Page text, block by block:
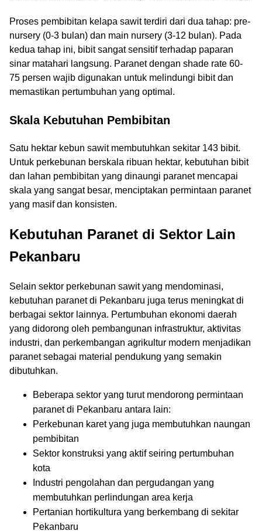
Proses pembibitan kelapa sawit terdiri dari dua tahap: pre-
nursery (0-3 bulan) dan main nursery (3-12 bulan). Pada
kedua tahap ini, bibit sangat sensitif terhadap paparan
sinar matahari langsung. Paranet dengan shade rate 60-
75 persen wajib digunakan untuk melindungi bibit dan
memastikan pertumbuhan yang optimal.
Skala Kebutuhan Pembibitan
Satu hektar kebun sawit membutuhkan sekitar 143 bibit.
Untuk perkebunan berskala ribuan hektar, kebutuhan bibit
dan lahan pembibitan yang dinaungi paranet mencapai
skala yang sangat besar, menciptakan permintaan paranet
yang masif dan konsisten.
Kebutuhan Paranet di Sektor Lain
Pekanbaru
Selain sektor perkebunan sawit yang mendominasi,
kebutuhan paranet di Pekanbaru juga terus meningkat di
berbagai sektor lainnya. Pertumbuhan ekonomi daerah
yang didorong oleh pembangunan infrastruktur, aktivitas
industri, dan perkembangan agrikultur modern menjadikan
paranet sebagai material pendukung yang semakin
dibutuhkan.
Beberapa sektor yang turut mendorong permintaan
paranet di Pekanbaru antara lain:
Perkebunan karet yang juga membutuhkan naungan
pembibitan
Sektor konstruksi yang aktif seiring pertumbuhan
kota
Industri pengolahan dan pergudangan yang
membutuhkan perlindungan area kerja
Pertanian hortikultura yang berkembang di sekitar
Pekanbaru